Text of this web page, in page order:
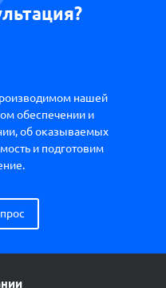
нашей
обеспечении и
об оказываемых
и подготовим